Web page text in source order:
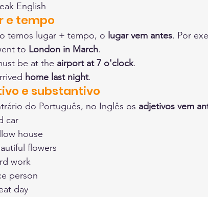
English
e tempo
temos lugar + tempo, o lugar vem antes. Por
to London in March.
be at the airport at 7 o'clock.
home last night.
e substantivo
do Português, no Inglês os adjetivos vem
car
house
flowers
work
person
day